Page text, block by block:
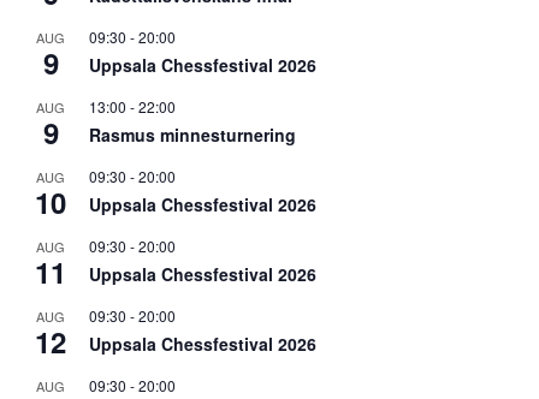
AUG
9
09:30 -20:00
Uppsala Chessfestival 2026
AUG
9
13:00 -22:00
Rasmus minnesturnering
AUG
10
09:30 -20:00
Uppsala Chessfestival 2026
AUG
11
09:30 -20:00
Uppsala Chessfestival 2026
AUG
12
09:30 -20:00
Uppsala Chessfestival 2026
AUG 09:30 -20:00